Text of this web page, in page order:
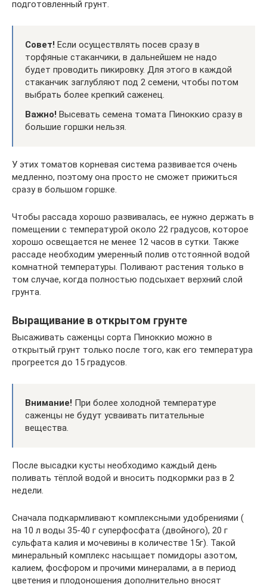
подготовленный грунт.
Совет! Если осуществлять посев сразу в
торфяные стаканчики, в дальнейшем не надо
будет проводить пикировку. Для этого в каждой
стаканчик заглубляют под 2 семени, чтобы потом
выбрать более крепкий саженец.
Важно! Высевать семена томата Пиноккио сразу в
большие горшки нельзя.
У этих томатов корневая система развивается очень
медленно, поэтому она просто не сможет прижиться
сразу в большом горшке.
Чтобы рассада хорошо развивалась, ее нужно держать в
помещении с температурой около 22 градусов, которое
хорошо освещается не менее 12 часов в сутки. Также
рассаде необходим умеренный полив отстоянной водой
комнатной температуры. Поливают растения только в
том случае, когда полностью подсыхает верхний слой
грунта.
Выращивание в открытом грунте
Высаживать саженцы сорта Пиноккио можно в
открытый грунт только после того, как его температура
прогреется до 15 градусов.
Внимание! При более холодной температуре
саженцы не будут усваивать питательные
вещества.
После высадки кусты необходимо каждый день
поливать тёплой водой и вносить подкормки раз в 2
недели.
Сначала подкармливают комплексными удобрениями (
на 10 л воды 35-40 г суперфосфата (двойного), 20 г
сульфата калия и мочевины в количестве 15г). Такой
минеральный комплекс насыщает помидоры азотом,
калием, фосфором и прочими минералами, а в период
цветения и плодоношения дополнительно вносят